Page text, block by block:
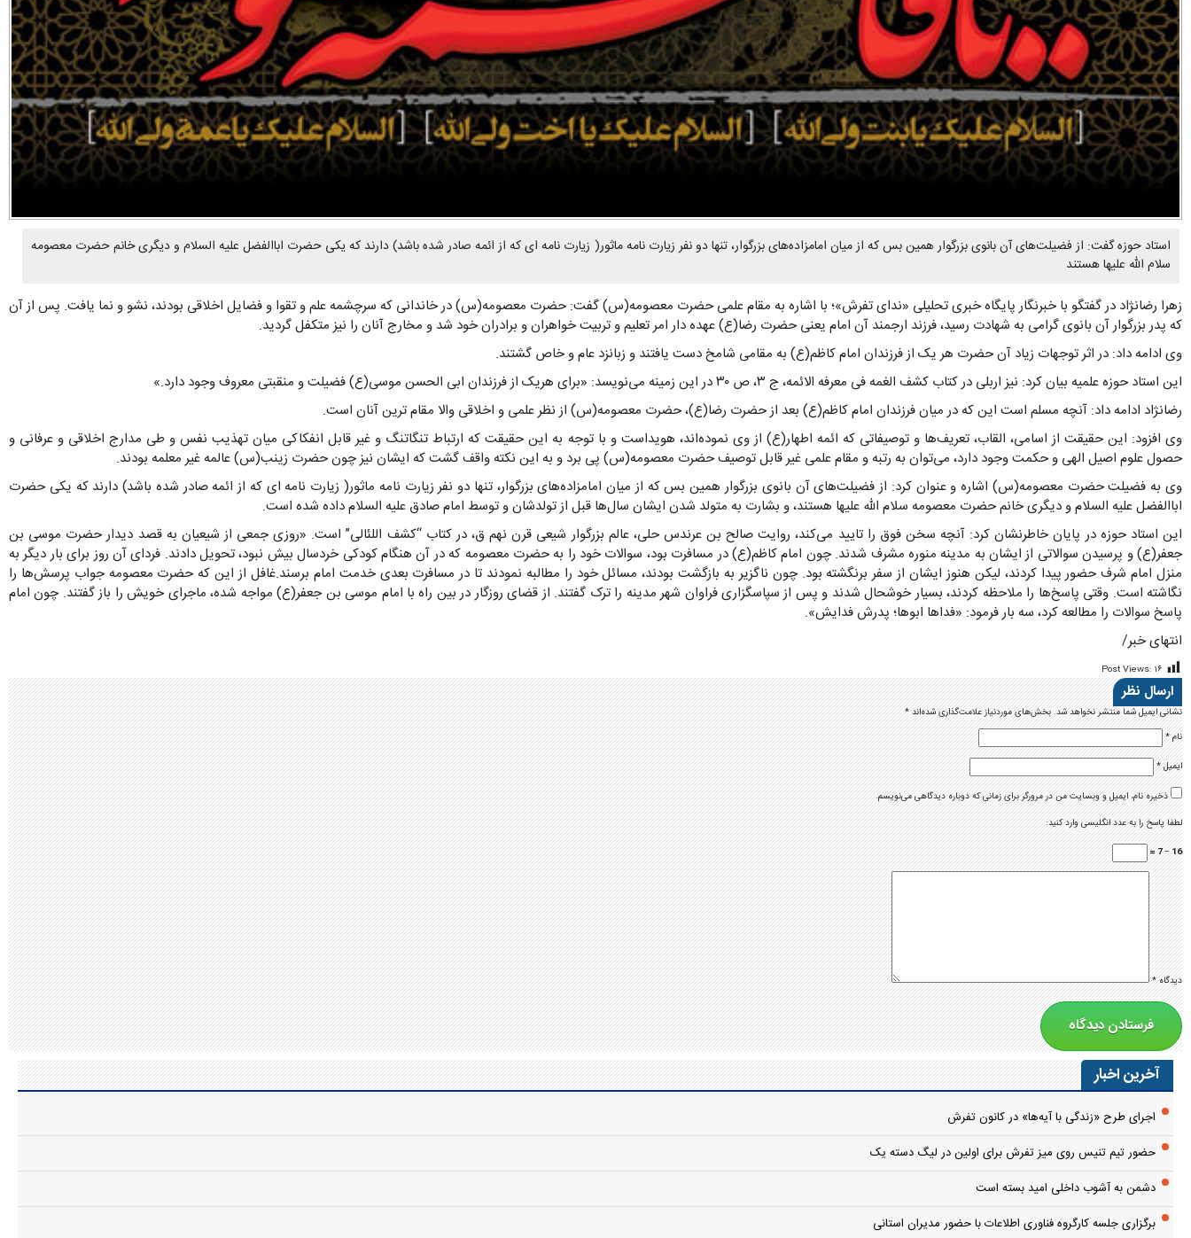
استاد حوزه گفت: از فضیلت‌های آن بانوی بزرگوار همین بس که از میان امامزاده‌های بزرگوار، تنها دو نفر زیارت نامه ماثور( زیارت نامه ای که از ائمه صادر شده باشد) دارند که یکی حضرت اباالفضل علیه السلام و دیگری خانم حضرت معصومه
سلام الله علیها هستند
زهرا رضانژاد در گفتگو با خبرنگار پایگاه خبری تحلیلی «ندای تفرش»؛ با اشاره به مقام علمى حضرت معصومه(س) گفت: حضرت معصومه(س) در خاندانى که سرچشمه علم و تقوا و فضایل اخلاقى بودند، نشو و نما یافت. پس از آن
که پدر بزرگوار آن بانوى گرامى به شهادت رسید، فرزند ارجمند آن امام یعنى حضرت رضا(ع) عهده دار امر تعلیم و تربیت خواهران و برادران خود شد و مخارج آنان را نیز متکفل گردید.
وی ادامه داد: در اثر توجهات زیاد آن حضرت هر یک از فرزندان امام کاظم(ع) به مقامى شامخ دست یافتند و زبانزد عام و خاص گشتند.
این استاد حوزه علمیه بیان کرد: نیز اربلى در کتاب کشف الغمه فی معرفه الائمه، ج ۳، ص ۳۰ در این زمینه مى‌نویسد: «براى هریک از فرزندان ابى الحسن موسى(ع) فضیلت و منقبتى معروف وجود دارد.»
رضانژاد ادامه داد: آنچه مسلم است این که در میان فرزندان امام کاظم(ع) بعد از حضرت رضا(ع)، حضرت معصومه(س) از نظر علمى و اخلاقى والا مقام ترین آنان است.
وی افزود: این حقیقت از اسامى، القاب، تعریف‌ها و توصیفاتى که ائمه اطهار(ع) از وى نموده‌اند، هویداست و با توجه به این حقیقت که ارتباط تنگاتنگ و غیر قابل انفکاکى میان تهذیب نفس و طى مدارج اخلاقى و عرفانى و
حصول علوم اصیل الهى و حکمت وجود دارد، مى‌توان به رتبه و مقام علمى غیر قابل توصیف حضرت معصومه(س) پى برد و به این نکته واقف گشت که ایشان نیز چون حضرت زینب(س) عالمه غیر معلمه بودند.
وی به فضیلت حضرت معصومه(س) اشاره و عنوان کرد: از فضیلت‌های آن بانوی بزرگوار همین بس که از میان امامزاده‌های بزرگوار، تنها دو نفر زیارت نامه ماثور( زیارت نامه ای که از ائمه صادر شده باشد) دارند که یکی حضرت
اباالفضل علیه السلام و دیگری خانم حضرت معصومه سلام الله علیها هستند، و بشارت به متولد شدن ایشان سال‌ها قبل از تولدشان و توسط امام صادق علیه السلام داده شده است.
این استاد حوزه در پایان خاطرنشان کرد: آنچه سخن فوق را تایید مى‌کند، روایت صالح بن عرندس حلى، عالم بزرگوار شیعى قرن نهم ق، در کتاب “کشف اللئالى” است. «روزى جمعى از شیعیان به قصد دیدار حضرت موسى بن
جعفر(ع) و پرسیدن سوالاتى از ایشان به مدینه منوره مشرف شدند. چون امام کاظم(ع) در مسافرت بود، سوالات خود را به حضرت معصومه که در آن هنگام کودکى خردسال بیش نبود، تحویل دادند. فرداى آن روز براى بار دیگر به
منزل امام شرف حضور پیدا کردند، لیکن هنوز ایشان از سفر برنگشته بود. چون ناگزیر به بازگشت بودند، مسائل خود را مطالبه نمودند تا در مسافرت بعدى خدمت امام برسند.غافل از این که حضرت معصومه جواب پرسش‌ها را
نگاشته است. وقتى پاسخ‌ها را ملاحظه کردند، بسیار خوشحال شدند و پس از سپاسگزارى فراوان شهر مدینه را ترک گفتند. از قضاى روزگار در بین راه با امام موسى بن جعفر(ع) مواجه شده، ماجراى خویش را باز گفتند. چون امام
پاسخ سوالات را مطالعه کرد، سه بار فرمود: «فداها ابوها؛ پدرش فدایش».
انتهای خبر/
Post Views: ۱۶
ارسال نظر
نشانی ایمیل شما منتشر نخواهد شد.بخش‌های موردنیاز علامت‌گذاری شده‌اند*
نام*
ایمیل*
ذخیره نام، ایمیل و وبسایت من در مرورگر برای زمانی که دوباره دیدگاهی می‌نویسم.
لطفا پاسخ را به عدد انگلیسی وارد کنید:
16 − 7 =
دیدگاه*
آخرین اخبار
اجرای طرح «زندگی با آیه‌ها» در کانون تفرش
حضور تیم تنیس روی میز تفرش برای اولین در لیگ دسته یک
دشمن به آشوب داخلی امید بسته است
برگزاری جلسه کارگروه فناوری اطلاعات با حضور مدیران استانی